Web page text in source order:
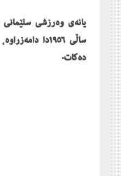
یانەی وەرزشی سلێمانی
ساڵی ١٩٥٦دا
دەکات.